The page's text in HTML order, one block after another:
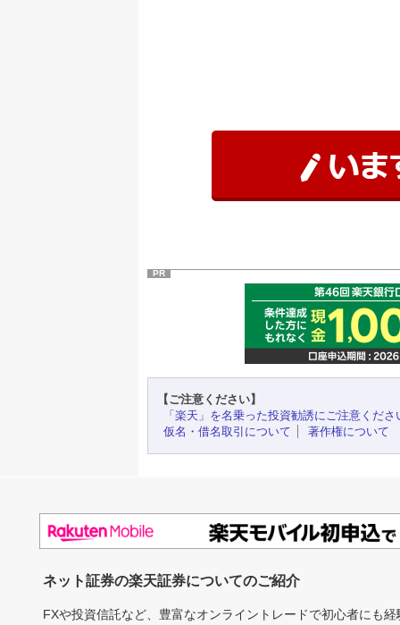
PR
【ご注意ください】
「楽天」を名乗った投資勧誘にご注意くださ
仮名・借名取引について
著作権について
ネット証券の楽天証券についてのご紹介
FXや投資信託など、豊富なオンライントレードで初心者にも